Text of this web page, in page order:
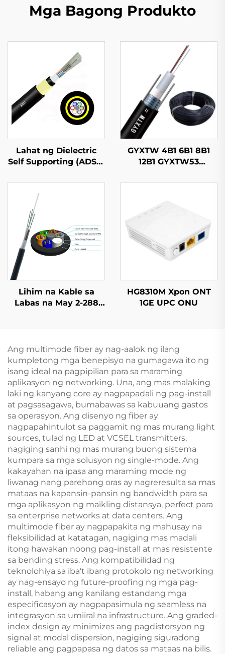
Mga Bagong Produkto
Lahat ng Dielectric
Self Supporting (ADSS)
GYXTW 4B1 6B1 8B1
12B1 GYXTW53
Lihim na Kable sa
Labas na May 2-288
HG8310M Xpon ONT
1GE UPC ONU
Ang multimode fiber ay nag-aalok ng ilang
kumpletong mga benepisyo na gumagawa ito ng
isang ideal na pagpipilian para sa maraming
aplikasyon ng networking. Una, ang mas malaking
laki ng kanyang core ay nagpapadali ng pag-install
at pagsasagawa, bumabawas sa kabuuang gastos
sa operasyon. Ang disenyo ng fiber ay
nagpapahintulot sa paggamit ng mas murang light
sources, tulad ng LED at VCSEL transmitters,
nagiging sanhi ng mas murang buong sistema
kumpara sa mga solusyon ng single-mode. Ang
kakayahan na ipasa ang maraming mode ng
liwanag nang parehong oras ay nagreresulta sa mas
mataas na kapansin-pansin ng bandwidth para sa
mga aplikasyon ng maikling distansya, perfect para
sa enterprise networks at data centers. Ang
multimode fiber ay nagpapakita ng mahusay na
fleksibilidad at katatagan, nagiging mas madali
itong hawakan noong pag-install at mas resistente
sa bending stress. Ang kompatibilidad ng
teknolohiya sa iba't ibang protokolo ng networking
ay nag-ensayo ng future-proofing ng mga pag-
install, habang ang kanilang estandang mga
especificasyon ay nagpapasimula ng seamless na
integrasyon sa umiiral na infrastructure. Ang graded-
index design ay minimizes ang pagdistorsyon ng
signal at modal dispersion, nagiging siguradong
reliable ang pagpapasa ng datos sa mataas na bilis.